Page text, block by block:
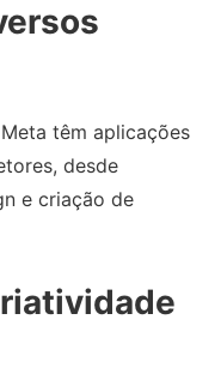
têm aplicações
desde
e criação de